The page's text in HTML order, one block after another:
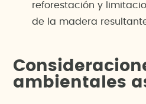
reforestación y
de la madera
ambientales